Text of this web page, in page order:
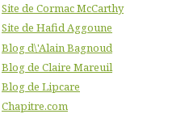
Site de Cormac McCarthy
Site de Hafid Aggoune
Blog d\'Alain Bagnoud
Blog de Claire Mareuil
Blog de Lipcare
Chapitre.com